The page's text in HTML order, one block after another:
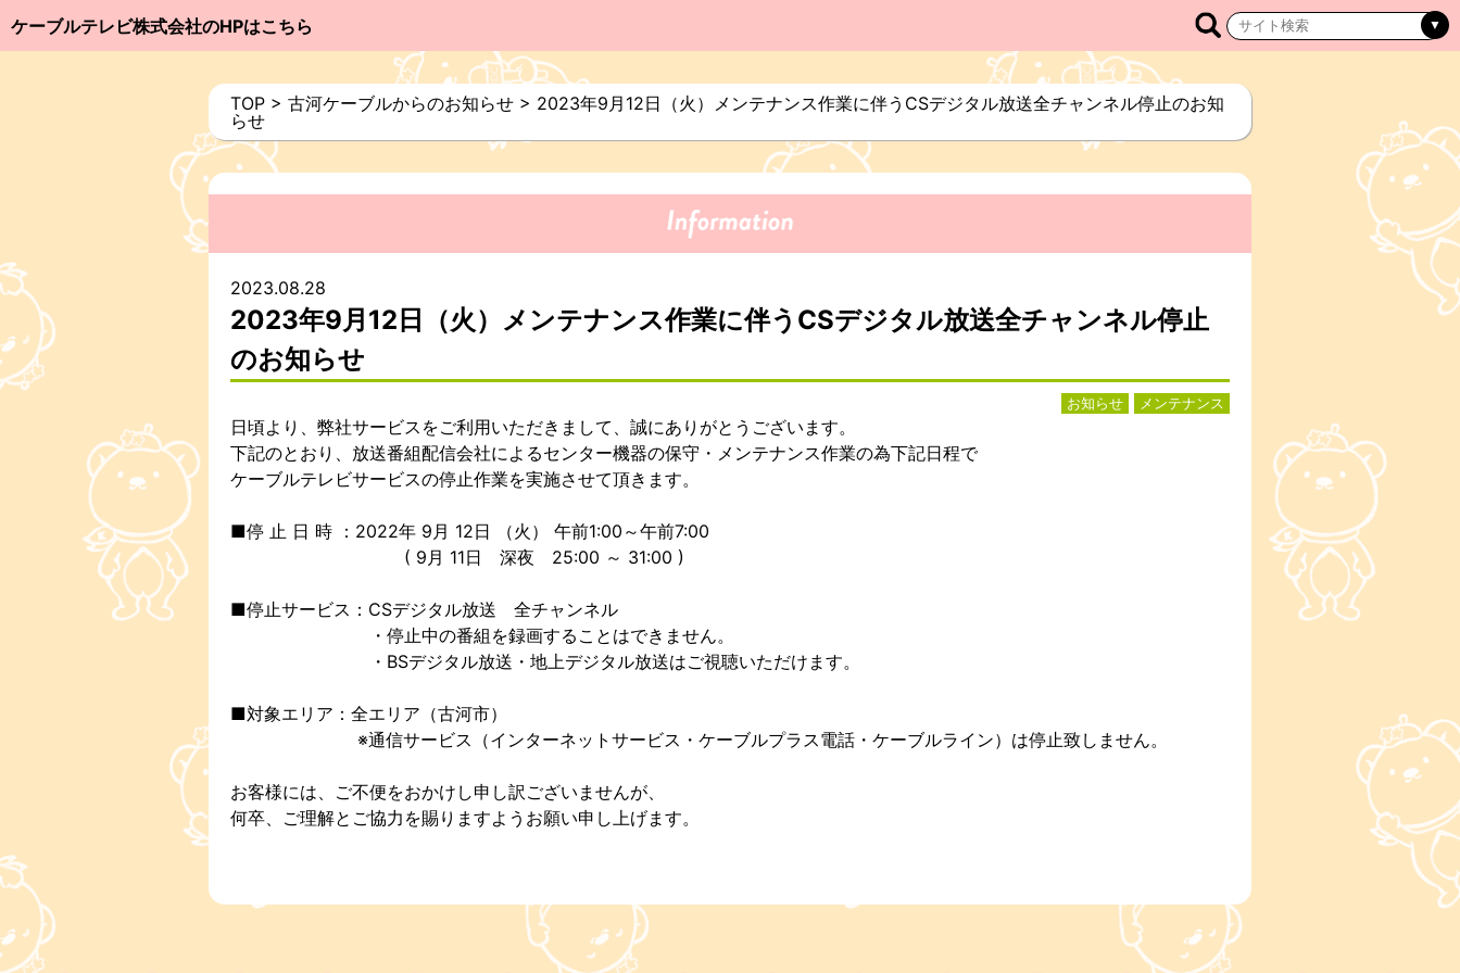
ケーブルテレビ株式会社のHPはこちら
TOP > 古河ケーブルからのお知らせ > 2023年9月12日（火）メンテナンス作業に伴うCSデジタル放送全チャンネル停止のお知
らせ
2023.08.28
2023年9月12日（火）メンテナンス作業に伴うCSデジタル放送全チャンネル停止
のお知らせ
お知らせ メンテナンス
日頃より、弊社サービスをご利用いただきまして、誠にありがとうございます。
下記のとおり、放送番組配信会社によるセンター機器の保守・メンテナンス作業の為下記日程で
ケーブルテレビサービスの停止作業を実施させて頂きます。
■停 止 日 時 ：2022年 9月 12日 （火） 午前1:00～午前7:00
( 9月 11日 深夜 25:00 ～ 31:00 )
■停止サービス：CSデジタル放送 全チャンネル
・停止中の番組を録画することはできません。
・BSデジタル放送・地上デジタル放送はご視聴いただけます。
■対象エリア：全エリア（古河市）
※通信サービス（インターネットサービス・ケーブルプラス電話・ケーブルライン）は停止致しません。
お客様には、ご不便をおかけし申し訳ございませんが、
何卒、ご理解とご協力を賜りますようお願い申し上げます。